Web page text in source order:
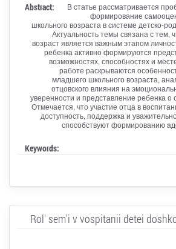
Abstract:
В статье рассматривается
формирование
школьного возраста в системе детско-
Актуальность темы связана с
возраст является важным этапом
ребенка активно формируются
возможностях, способностях и
работе раскрываются
младшего школьного возраста,
отцовского влияния на
уверенности и представление ребенка о
Отмечается, что участие отца в
доступность, поддержка и
способствуют формированию
Keywords:
Rol' sem'i v vospitanii detei